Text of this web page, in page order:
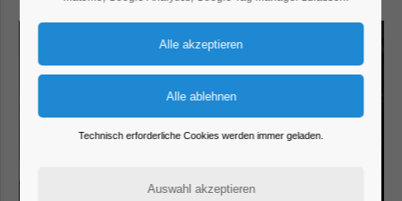
Technisch erforderliche Cookies werden immer geladen.